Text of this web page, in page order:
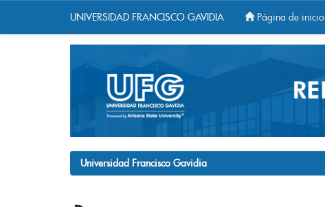
UNIVERSIDAD FRANCISCO GAVIDIA Página de inicio
Universidad Francisco Gavidia